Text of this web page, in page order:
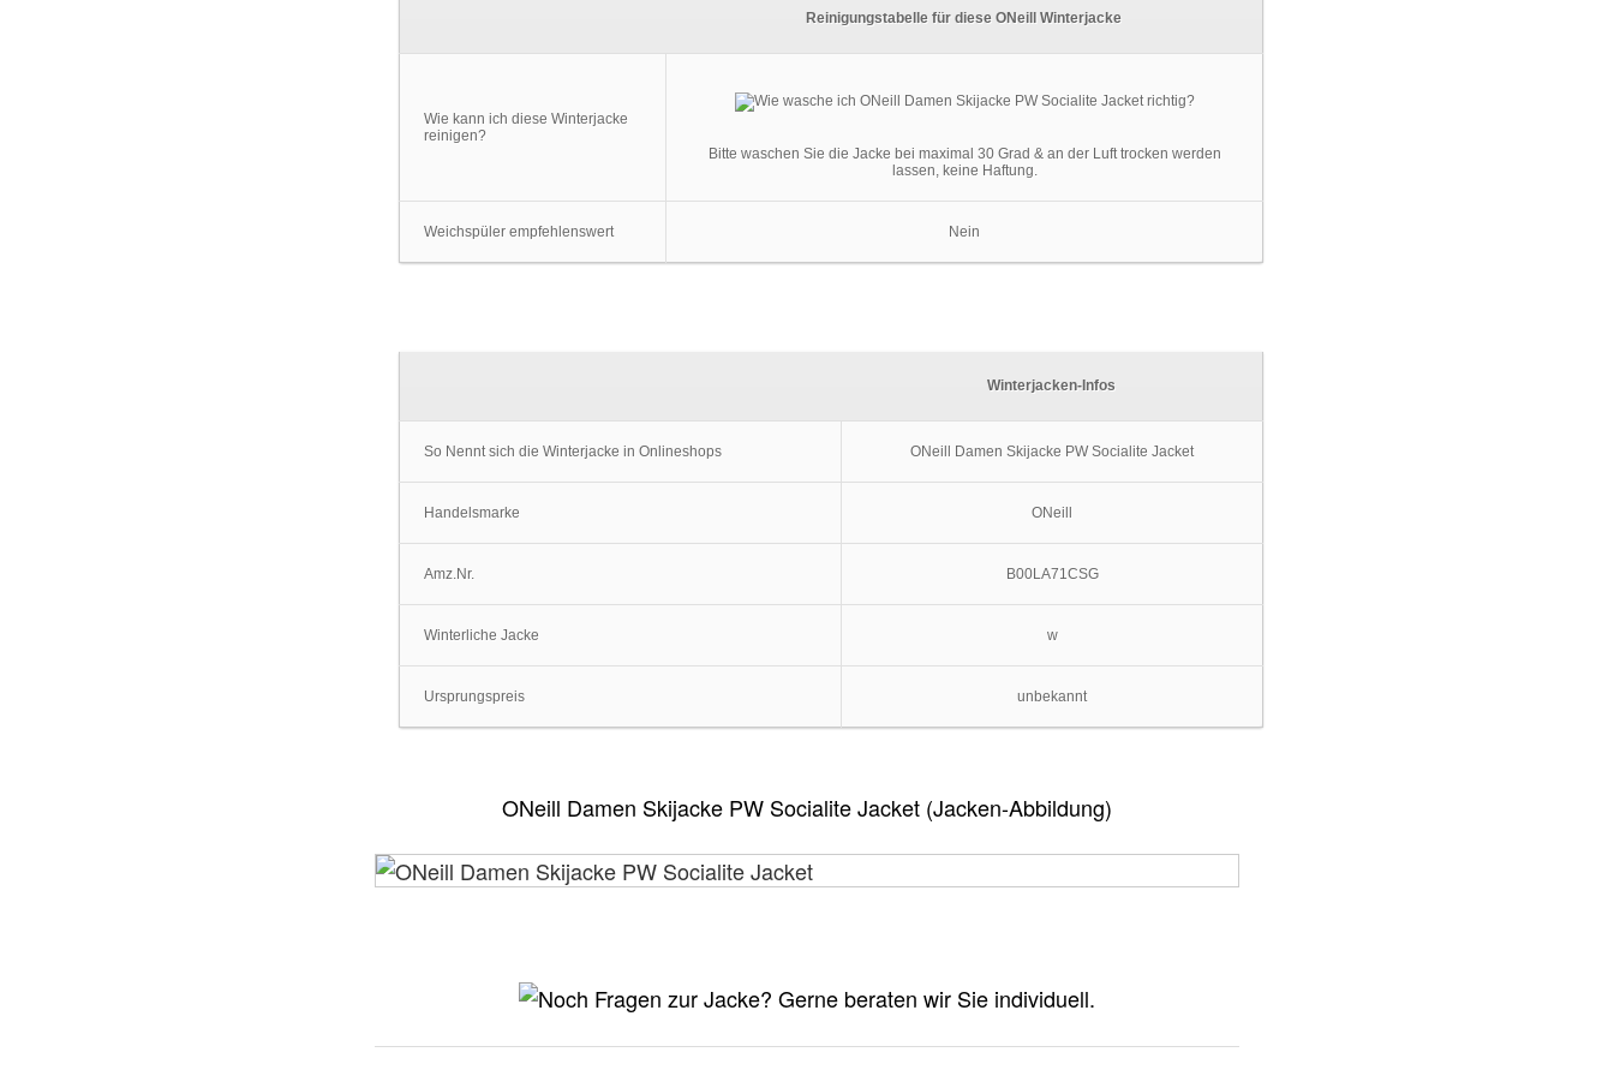
Reinigungstabelle für diese ONeill Winterjacke
Wie kann ich diese Winterjacke
reinigen?
Bitte waschen Sie die Jacke bei maximal 30 Grad & an der Luft trocken werden
lassen, keine Haftung.
Weichspüler empfehlenswert Nein
Winterjacken-Infos
So Nennt sich die Winterjacke in Onlineshops ONeill Damen Skijacke PW Socialite Jacket
Handelsmarke ONeill
Amz.Nr. B00LA71CSG
Winterliche Jacke w
Ursprungspreis unbekannt
ONeill Damen Skijacke PW Socialite Jacket (Jacken-Abbildung)